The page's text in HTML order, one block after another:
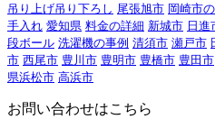
吊り上げ吊り下ろし 尾張旭市 岡崎市
手入れ 愛知県 料金の詳細 新城市 日進
段ボール 洗濯機の事例 清須市 瀬戸市
市 西尾市 豊川市 豊明市 豊橋市 豊田市
県浜松市 高浜市
お問い合わせはこちら